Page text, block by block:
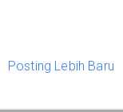
Posting Lebih Baru